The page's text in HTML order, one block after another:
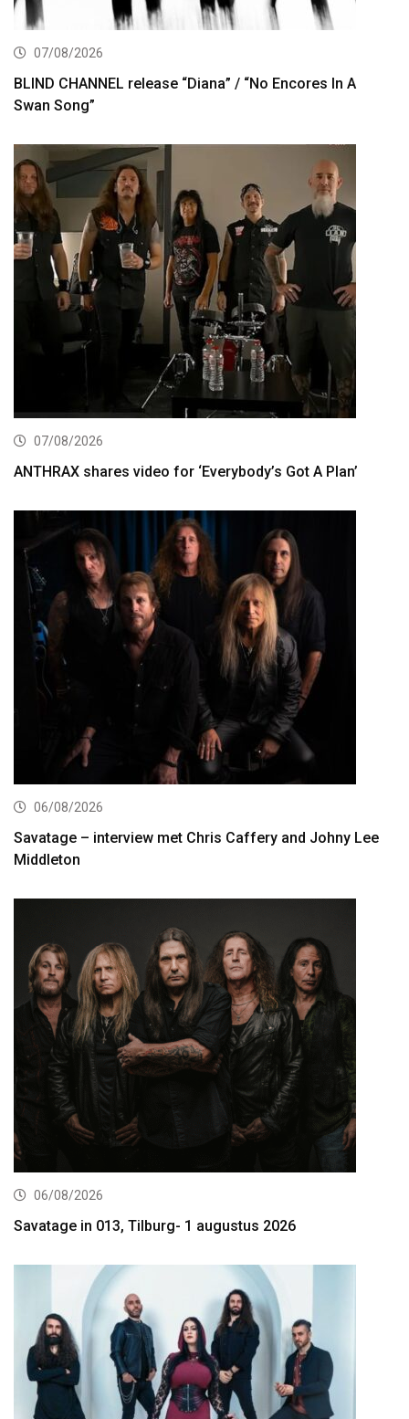
07/08/2026
BLIND CHANNEL release “Diana” / “No Encores In A
Swan Song”
07/08/2026
ANTHRAX shares video for ‘Everybody’s Got A Plan’
06/08/2026
Savatage – interview met Chris Caffery and Johny Lee
Middleton
06/08/2026
Savatage in 013, Tilburg- 1 augustus 2026